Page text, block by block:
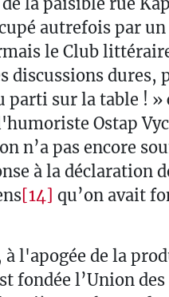
autrefois par
le Club
discussions dures,
parti sur la table !
Ostap
n’a pas encore
à la déclaration
[14] qu’on avait
à l'apogée de la
fondée l’Union